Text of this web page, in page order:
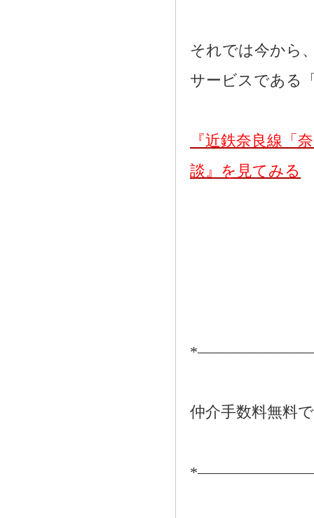
それでは今から
サービスである
『近鉄奈良線「
談』を見てみる
仲介手数料無料